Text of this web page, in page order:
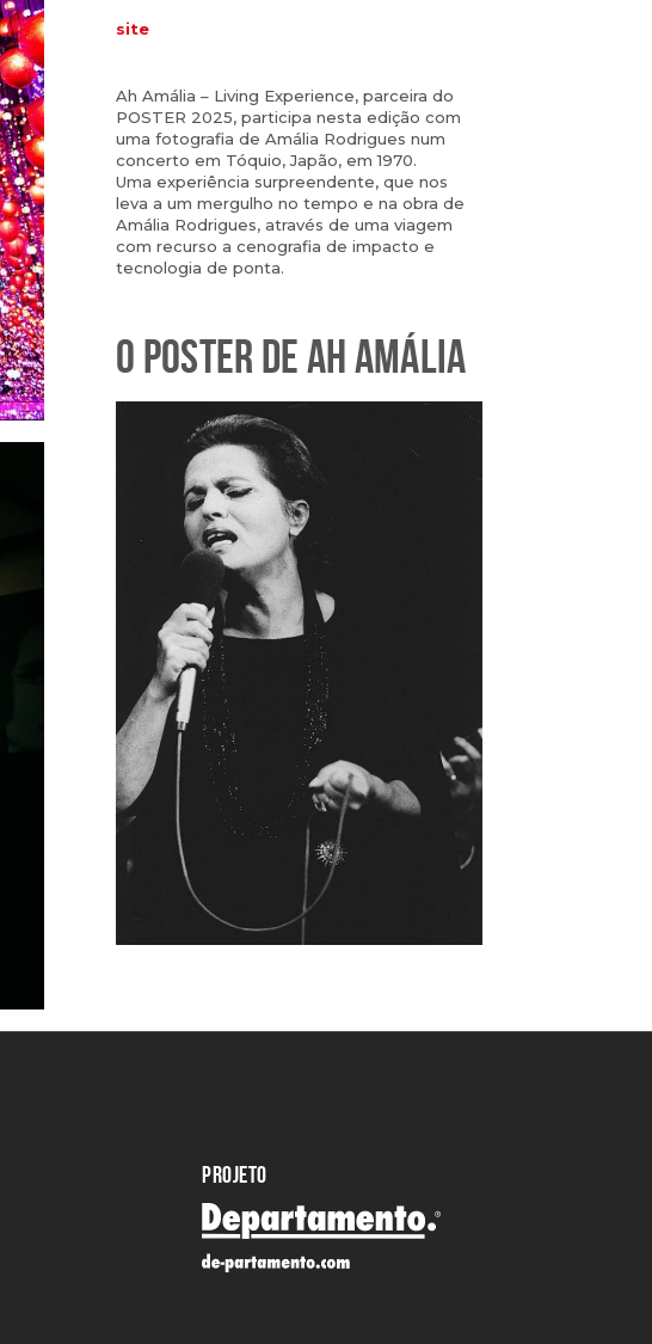
site
Ah Amália – Living Experience, parceira do
POSTER 2025, participa nesta edição com
uma fotografia de Amália Rodrigues num
concerto em Tóquio, Japão, em 1970.
Uma experiência surpreendente, que nos
leva a um mergulho no tempo e na obra de
Amália Rodrigues, através de uma viagem
com recurso a cenografia de impacto e
tecnologia de ponta.
O POSTER DE AH AMÁLIA
PROJETO